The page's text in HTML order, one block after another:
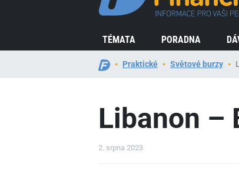
TÉMATA PORADNA
Praktické Světové burzy
Libanon –
2. srpna 2023